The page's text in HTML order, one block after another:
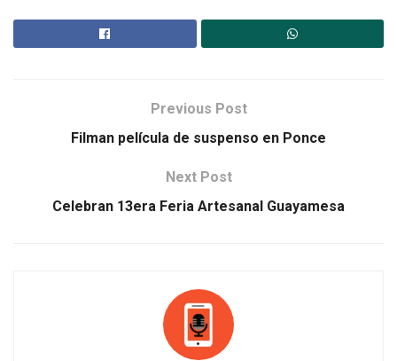
Previous Post
Filman película de suspenso en Ponce
Next Post
Celebran 13era Feria Artesanal Guayamesa